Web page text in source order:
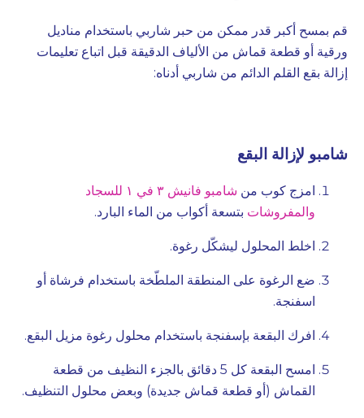
قم بمسح أكبر قدر ممكن من حبر شاربي باستخدام مناديل
ورقية أو قطعة قماش من الألياف الدقيقة قبل اتباع تعليمات
إزالة بقع القلم الدائم من شاربي أدناه:
شامبو لإزالة البقع
امزج كوب من
شامبو فانيش ٣ في ١ للسجاد
والمفروشات بتسعة أكواب من الماء البارد.
اخلط المحلول ليشكّل رغوة.
ضع الرغوة على المنطقة الملطّخة باستخدام فرشاة أو
اسفنجة.
افرك البقعة بإسفنجة باستخدام محلول رغوة مزيل البقع.
امسح البقعة كل 5 دقائق بالجزء النظيف من قطعة
القماش (أو قطعة قماش جديدة) وبعض محلول التنظيف.